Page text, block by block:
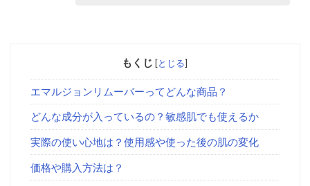
もくじ [とじる]
エマルジョンリムーバーってどんな商品？
どんな成分が入っているの？敏感肌でも使えるか
実際の使い心地は？使用感や使った後の肌の変化
価格や購入方法は？